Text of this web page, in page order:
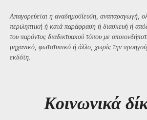
Απαγορεύεται η αναδημοσίευση, αναπαραγωγή,
περιληπτική ή κατά παράφραση ή διασκευή ή
του παρόντος διαδικτυακού τόπου με
μηχανικό, φωτοτυπικό ή άλλο, χωρίς την
εκδότη.
Kοινωνικά